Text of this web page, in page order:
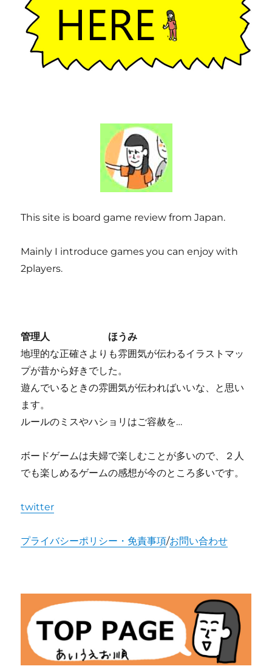
This site is board game review from Japan.
Mainly I introduce games you can enjoy with
2players.
管理人 ほうみ
地理的な正確さよりも雰囲気が伝わるイラストマッ
プが昔から好きでした。
遊んでいるときの雰囲気が伝わればいいな、と思い
ます。
ルールのミスやハショリはご容赦を…
ボードゲームは夫婦で楽しむことが多いので、２人
でも楽しめるゲームの感想が今のところ多いです。
twitter
プライバシーポリシー・免責事項/お問い合わせ